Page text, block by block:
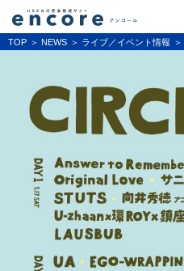
TOP NEWS ライブ／イベント情報